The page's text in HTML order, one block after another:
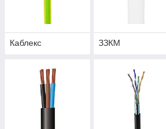
Каблекс ЗЗКМ